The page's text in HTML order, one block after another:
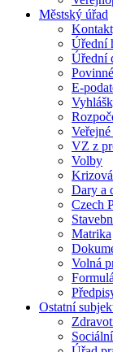
Městský úřad
Úřední
Úřední
E-
VZ z
Volby
Dary a
Czech
Matrika
Volná
Ostatní